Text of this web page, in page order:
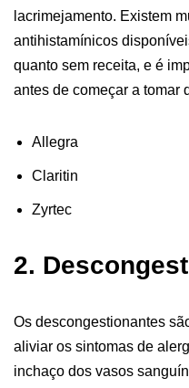
lacrimejamento. Existem
antihistamínicos
quanto sem receita, e é
antes de começar a tomar
Allegra
Claritin
Zyrtec
2.
Os descongestionantes
aliviar os sintomas de
inchaço dos vasos